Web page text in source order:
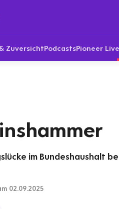
ZuversichtPodcastsPioneer Live
im Bundeshaushalt
02.09.2025